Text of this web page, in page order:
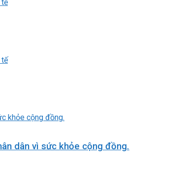
dân vì sức khỏe cộng đồng.